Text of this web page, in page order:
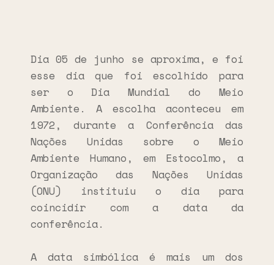
Dia 05 de junho se aproxima, e foi
esse dia que foi escolhido para
ser o Dia Mundial do Meio
Ambiente. A escolha aconteceu em
1972, durante a Conferência das
Nações Unidas sobre o Meio
Ambiente Humano, em Estocolmo, a
Organização das Nações Unidas
(ONU) instituiu o dia para
coincidir com a data da
conferência.
A data simbólica é mais um dos